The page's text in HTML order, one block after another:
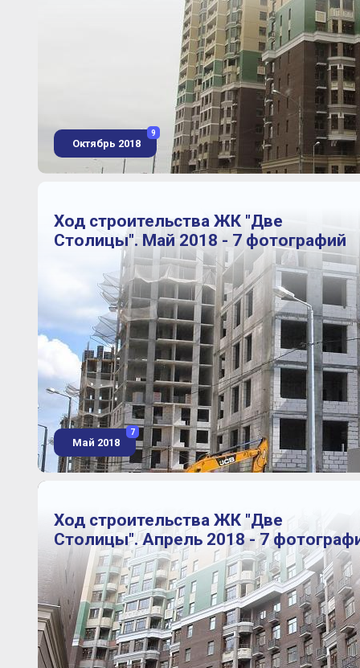
Октябрь 2018
9
Ход строительства ЖК "Две
Столицы". Май 2018 - 7 фотографий
Май 2018
7
Ход строительства ЖК "Две
Столицы". Апрель 2018 - 7